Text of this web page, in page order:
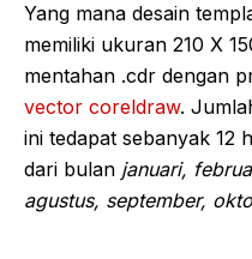
Yang mana desain
memiliki ukuran 210 X
mentahan .cdr dengan
vector coreldraw.
ini tedapat sebanyak 12
dari bulan januari,
agustus, september,